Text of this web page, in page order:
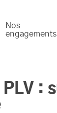
PLV deMédical
Nos
engagements
: